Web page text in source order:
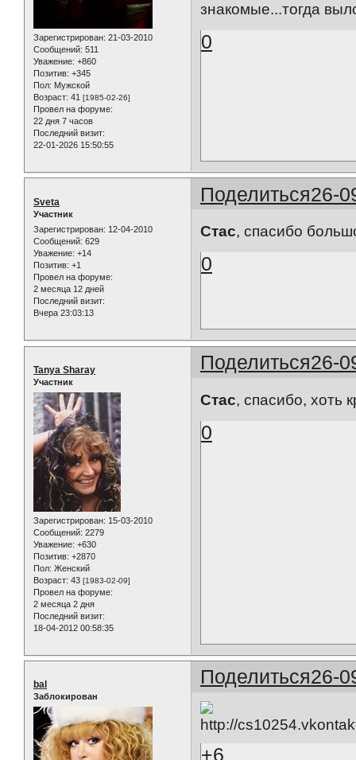
Зарегистрирован: 21-03-2010
Сообщений: 511
Уважение: +860
Позитив: +345
Пол: Мужской
Возраст: 41 [1985-02-26]
Провел на форуме:
22 дня 7 часов
Последний визит:
22-01-2026 15:50:55
знакомые...тогда
0
Поделиться26-
Sveta
Участник
Зарегистрирован: 12-04-2010
Сообщений: 629
Уважение: +14
Позитив: +1
Провел на форуме:
2 месяца 12 дней
Последний визит:
Вчера 23:03:13
Стас, спасибо
0
Поделиться26-
Tanya Sharay
Участник
Зарегистрирован: 15-03-2010
Сообщений: 2279
Уважение: +630
Позитив: +2870
Пол: Женский
Возраст: 43 [1983-02-09]
Провел на форуме:
2 месяца 2 дня
Последний визит:
18-04-2012 00:58:35
Стас, спасибо, хоть
0
Поделиться26-
bal
Заблокирован
+6